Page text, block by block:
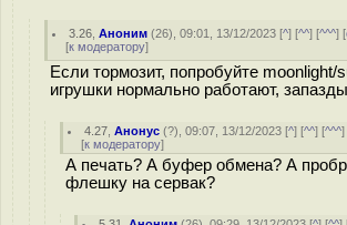
3.26 ,Аноним (26), 09:01, 13/12/2023 [^] [^^] [^^^] [
[к модератору]
Если тормозит, попробуйте moonlight/
игрушки нормально работают,
4.27 ,Анонус (?), 09:07, 13/12/2023 [^] [^^] [^^^]
[к модератору]
А печать? А буфер обмена? А
флешку на сервак?